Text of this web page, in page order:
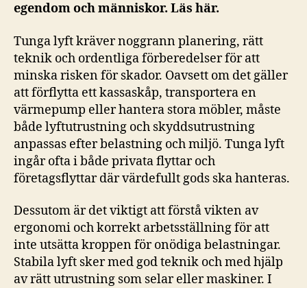
egendom och människor. Läs här.
Tunga lyft kräver noggrann planering, rätt
teknik och ordentliga förberedelser för att
minska risken för skador. Oavsett om det gäller
att förflytta ett kassaskåp, transportera en
värmepump eller hantera stora möbler, måste
både lyftutrustning och skyddsutrustning
anpassas efter belastning och miljö. Tunga lyft
ingår ofta i både privata flyttar och
företagsflyttar där värdefullt gods ska hanteras.
Dessutom är det viktigt att förstå vikten av
ergonomi och korrekt arbetsställning för att
inte utsätta kroppen för onödiga belastningar.
Stabila lyft sker med god teknik och med hjälp
av rätt utrustning som selar eller maskiner. I